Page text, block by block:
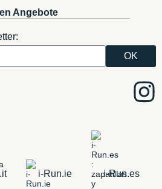
Angebote
i-Run.ie i-Run.es